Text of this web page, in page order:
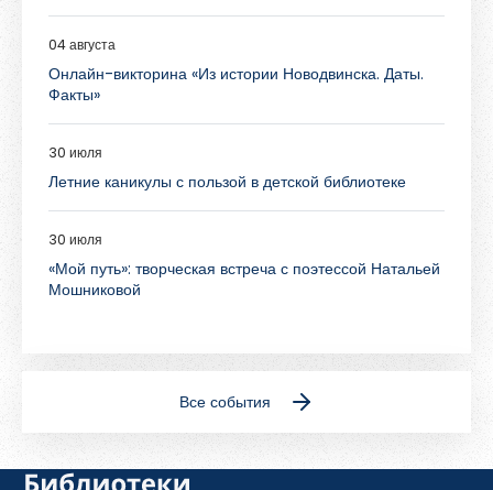
04 августа
Онлайн-викторина «Из истории Новодвинска. Даты.
Факты»
30 июля
Летние каникулы с пользой в детской библиотеке
30 июля
«Мой путь»: творческая встреча с поэтессой Натальей
Мошниковой
Все события